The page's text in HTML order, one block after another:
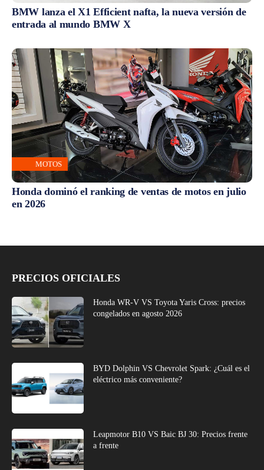
BMW lanza el X1 Efficient nafta, la nueva versión de
entrada al mundo BMW X
MOTOS
Honda dominó el ranking de ventas de motos en julio
en 2026
PRECIOS OFICIALES
Honda WR-V VS Toyota Yaris Cross: precios
congelados en agosto 2026
BYD Dolphin VS Chevrolet Spark: ¿Cuál es el
eléctrico más conveniente?
Leapmotor B10 VS Baic BJ 30: Precios frente
a frente